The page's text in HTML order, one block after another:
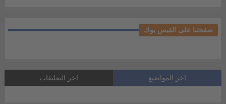
صفحتنا على الفيس بوك
اخر المواضيع اخر التعليقات